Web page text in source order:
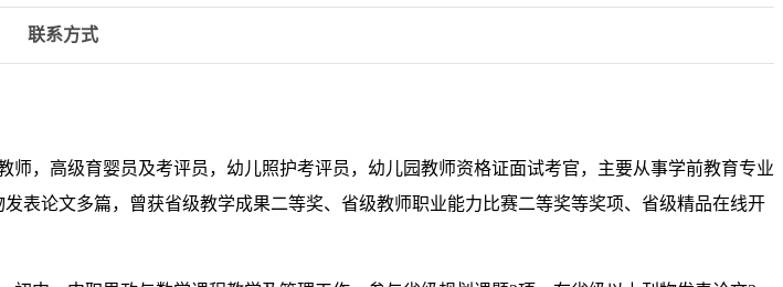
联系方式
，高级育婴员及考评员，幼儿照护考评员，幼儿园教师资格证面试考官，主要从事学前教育专业
表论文多篇，曾获省级教学成果二等奖、省级教师职业能力比赛二等奖等奖项、省级精品在线开